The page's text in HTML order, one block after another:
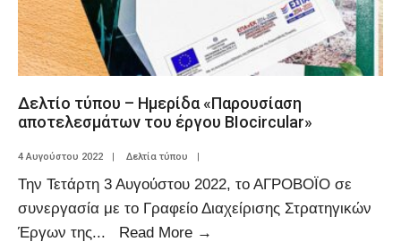
Δελτίο τύπου – Ημερίδα «Παρουσίαση
αποτελεσμάτων του έργου BIocircular»
4 Αυγούστου 2022 | Δελτία τύπου |
Την Τετάρτη 3 Αυγούστου 2022, το ΑΓΡΟΒΟΪΟ σε
συνεργασία με το Γραφείο Διαχείρισης Στρατηγικών
Έργων της... Read More →